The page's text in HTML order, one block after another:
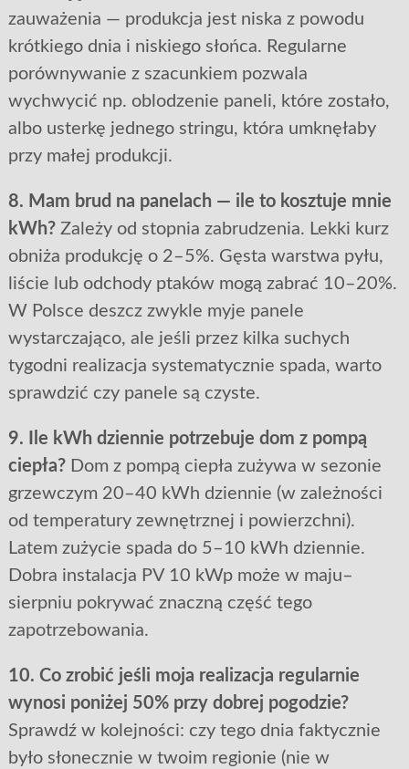
zauważenia — produkcja jest niska z powodu
krótkiego dnia i niskiego słońca. Regularne
porównywanie z szacunkiem pozwala
wychwycić np. oblodzenie paneli, które zostało,
albo usterkę jednego stringu, która umknęłaby
przy małej produkcji.
8. Mam brud na panelach — ile to kosztuje mnie
kWh?Zależy od stopnia zabrudzenia. Lekki kurz
obniża produkcję o 2–5%. Gęsta warstwa pyłu,
liście lub odchody ptaków mogą zabrać 10–20%.
W Polsce deszcz zwykle myje panele
wystarczająco, ale jeśli przez kilka suchych
tygodni realizacja systematycznie spada, warto
sprawdzić czy panele są czyste.
9. Ile kWh dziennie potrzebuje dom z pompą
ciepła?Dom z pompą ciepła zużywa w sezonie
grzewczym 20–40 kWh dziennie (w zależności
od temperatury zewnętrznej i powierzchni).
Latem zużycie spada do 5–10 kWh dziennie.
Dobra instalacja PV 10 kWp może w maju–
sierpniu pokrywać znaczną część tego
zapotrzebowania.
10. Co zrobić jeśli moja realizacja regularnie
wynosi poniżej 50% przy dobrej pogodzie?
Sprawdź w kolejności: czy tego dnia faktycznie
było słonecznie w twoim regionie (nie w